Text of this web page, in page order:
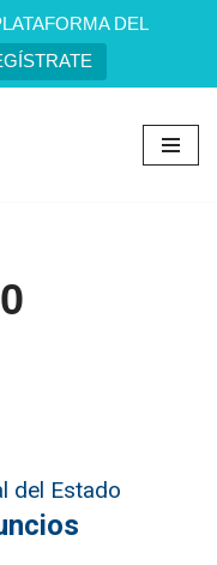
DEL
del Estado